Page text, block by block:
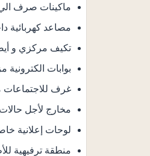
ماكينات صرف الي
مصاعد كهربائية داخل مول ان
تكيف مركزي و أيضا
بوابات الكترونية
غرف للاجتماعات
مخارج لأجل حالات الطوارئ
لوحات إعلانية
منطقة ترفيهية